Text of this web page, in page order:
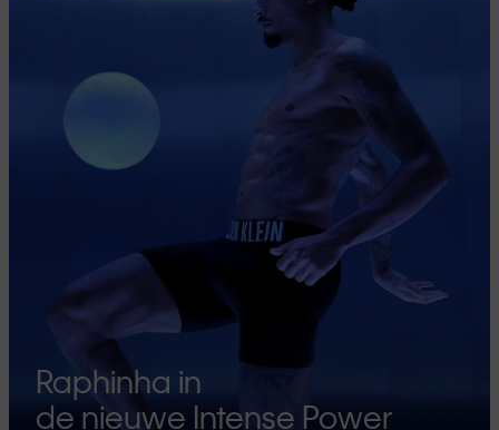
Raphinha in
de nieuwe Intense Power